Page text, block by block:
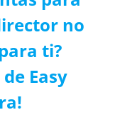
no
ti?
Easy